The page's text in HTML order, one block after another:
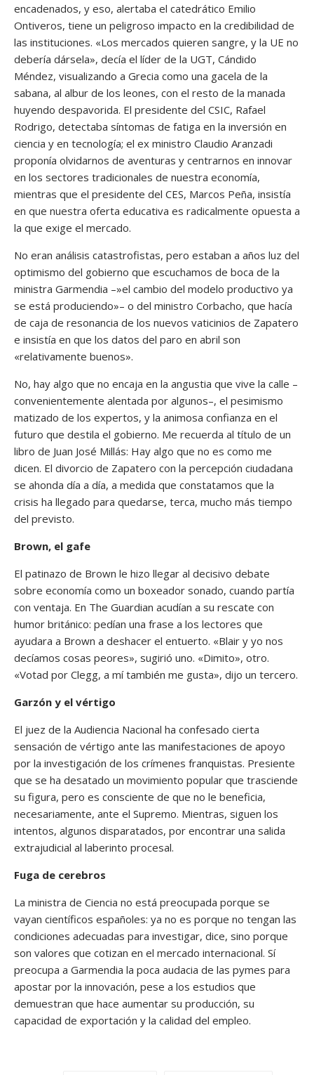
encadenados, y eso, alertaba el catedrático Emilio
Ontiveros, tiene un peligroso impacto en la credibilidad de
las instituciones. «Los mercados quieren sangre, y la UE no
debería dársela», decía el líder de la UGT, Cándido
Méndez, visualizando a Grecia como una gacela de la
sabana, al albur de los leones, con el resto de la manada
huyendo despavorida. El presidente del CSIC, Rafael
Rodrigo, detectaba síntomas de fatiga en la inversión en
ciencia y en tecnología; el ex ministro Claudio Aranzadi
proponía olvidarnos de aventuras y centrarnos en innovar
en los sectores tradicionales de nuestra economía,
mientras que el presidente del CES, Marcos Peña, insistía
en que nuestra oferta educativa es radicalmente opuesta a
la que exige el mercado.
No eran análisis catastrofistas, pero estaban a años luz del
optimismo del gobierno que escuchamos de boca de la
ministra Garmendia –»el cambio del modelo productivo ya
se está produciendo»– o del ministro Corbacho, que hacía
de caja de resonancia de los nuevos vaticinios de Zapatero
e insistía en que los datos del paro en abril son
«relativamente buenos».
No, hay algo que no encaja en la angustia que vive la calle –
convenientemente alentada por algunos–, el pesimismo
matizado de los expertos, y la animosa confianza en el
futuro que destila el gobierno. Me recuerda al título de un
libro de Juan José Millás: Hay algo que no es como me
dicen. El divorcio de Zapatero con la percepción ciudadana
se ahonda día a día, a medida que constatamos que la
crisis ha llegado para quedarse, terca, mucho más tiempo
del previsto.
Brown, el gafe
El patinazo de Brown le hizo llegar al decisivo debate
sobre economía como un boxeador sonado, cuando partía
con ventaja. En The Guardian acudían a su rescate con
humor británico: pedían una frase a los lectores que
ayudara a Brown a deshacer el entuerto. «Blair y yo nos
decíamos cosas peores», sugirió uno. «Dimito», otro.
«Votad por Clegg, a mí también me gusta», dijo un tercero.
Garzón y el vértigo
El juez de la Audiencia Nacional ha confesado cierta
sensación de vértigo ante las manifestaciones de apoyo
por la investigación de los crímenes franquistas. Presiente
que se ha desatado un movimiento popular que trasciende
su figura, pero es consciente de que no le beneficia,
necesariamente, ante el Supremo. Mientras, siguen los
intentos, algunos disparatados, por encontrar una salida
extrajudicial al laberinto procesal.
Fuga de cerebros
La ministra de Ciencia no está preocupada porque se
vayan científicos españoles: ya no es porque no tengan las
condiciones adecuadas para investigar, dice, sino porque
son valores que cotizan en el mercado internacional. Sí
preocupa a Garmendia la poca audacia de las pymes para
apostar por la innovación, pese a los estudios que
demuestran que hace aumentar su producción, su
capacidad de exportación y la calidad del empleo.